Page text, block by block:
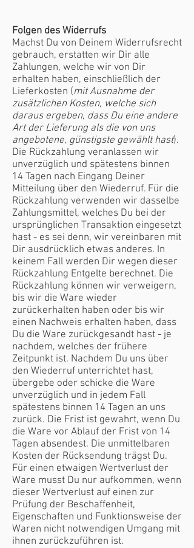
Folgen des Widerrufs
Machst Du von Deinem Widerrufsrecht
gebrauch, erstatten wir Dir alle
Zahlungen, welche wir von Dir
erhalten haben, einschließlich der
Lieferkosten (mit Ausnahme der
zusätzlichen Kosten, welche sich
daraus ergeben, dass Du eine andere
Art der Lieferung als die von uns
angebotene, günstigste gewählt hast).
Die Rückzahlung veranlassen wir
unverzüglich und spätestens binnen
14 Tagen nach Eingang Deiner
Mitteilung über den Wiederruf. Für die
Rückzahlung verwenden wir dasselbe
Zahlungsmittel, welches Du bei der
ursprünglichen Transaktion eingesetzt
hast - es sei denn, wir vereinbaren mit
Dir ausdrücklich etwas anderes. In
keinem Fall werden Dir wegen dieser
Rückzahlung Entgelte berechnet. Die
Rückzahlung können wir verweigern,
bis wir die Ware wieder
zurückerhalten haben oder bis wir
einen Nachweis erhalten haben, dass
Du die Ware zurückgesandt hast - je
nachdem, welches der frühere
Zeitpunkt ist. Nachdem Du uns über
den Wiederruf unterrichtet hast,
übergebe oder schicke die Ware
unverzüglich und in jedem Fall
spätestens binnen 14 Tagen an uns
zurück. Die Frist ist gewahrt, wenn Du
die Ware vor Ablauf der Frist von 14
Tagen absendest. Die unmittelbaren
Kosten der Rücksendung trägst Du.
Für einen etwaigen Wertverlust der
Ware musst Du nur aufkommen, wenn
dieser Wertverlust auf einen zur
Prüfung der Beschaffenheit,
Eigenschaften und Funktionsweise der
Waren nicht notwendigen Umgang mit
ihnen zurückzuführen ist.​​